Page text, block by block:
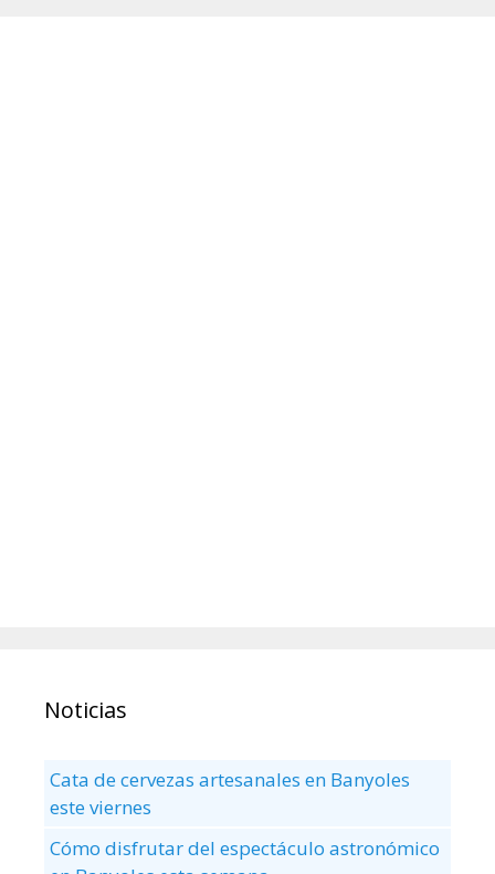
Noticias
Cata de cervezas artesanales en Banyoles
este viernes
Cómo disfrutar del espectáculo astronómico